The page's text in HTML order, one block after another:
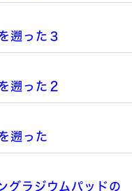
遡った３
遡った２
遡った
グラジウムパッドの